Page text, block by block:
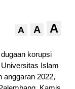
A A A
korupsi
Islam
anggaran 2022,